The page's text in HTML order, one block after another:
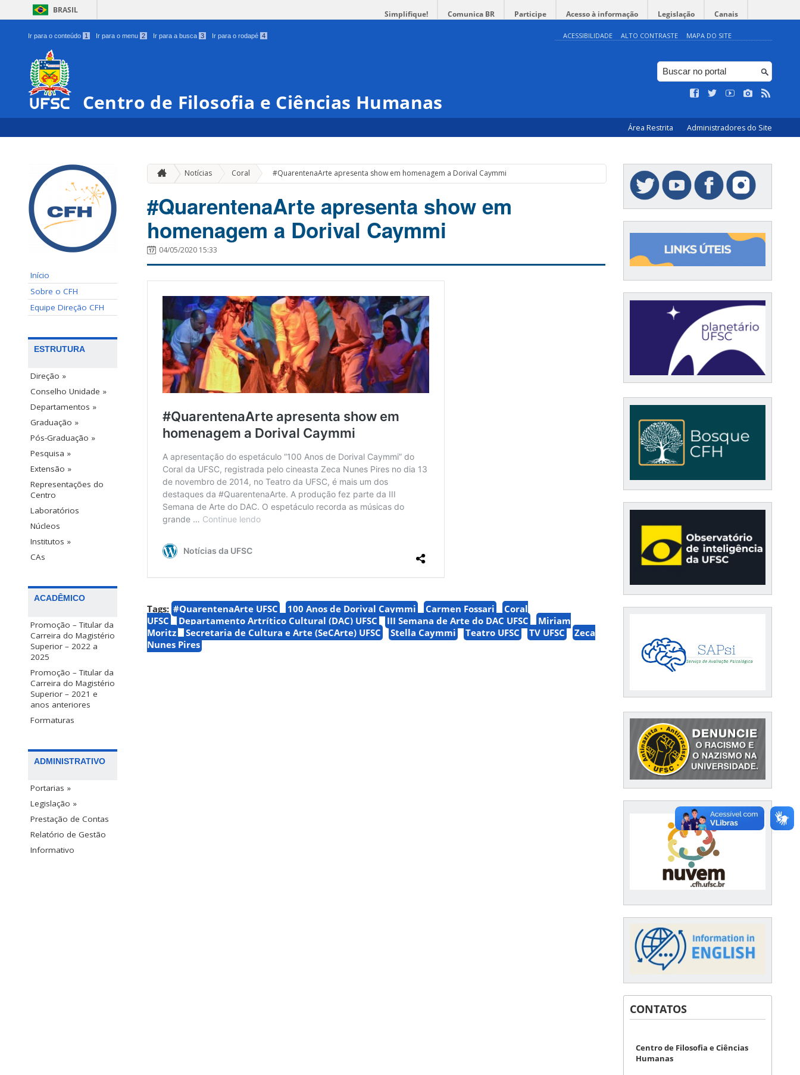
BRASIL Simplifique! Comunica BR Participe Acesso à informação Legislação Canais
Ir para o conteúdo 1 Ir para o menu 2 Ir para a busca 3 Ir para o rodapé 4 ACESSIBILIDADE ALTO CONTRASTE MAPA DO SITE
Centro de Filosofia e Ciências Humanas
Área Restrita Administradores do Site
Início
Sobre o CFH
Equipe Direção CFH
ESTRUTURA
Direção »
Conselho Unidade »
Departamentos »
Graduação »
Pós-Graduação »
Pesquisa »
Extensão »
Representações do
Centro
Laboratórios
Núcleos
Institutos »
CAs
ACADÊMICO
Promoção – Titular da
Carreira do Magistério
Superior – 2022 a
2025
Promoção – Titular da
Carreira do Magistério
Superior – 2021 e
anos anteriores
Formaturas
ADMINISTRATIVO
Portarias »
Legislação »
Prestação de Contas
Relatório de Gestão
Informativo
Notícias Coral » #QuarentenaArte apresenta show em homenagem a Dorival Caymmi
#QuarentenaArte apresenta show em
homenagem a Dorival Caymmi
04/05/2020 15:33
Tags: #QuarentenaArte UFSC 100 Anos de Dorival Caymmi Carmen Fossari
Coral
UFSC
Departamento Artrítico Cultural (DAC) UFSC III Semana de Arte do DAC UFSC
Miriam
Moritz
Secretaria de Cultura e Arte (SeCArte) UFSC Stella Caymmi Teatro UFSC TV UFSC
Zeca
Nunes Pires
CONTATOS
Centro de Filosofia e Ciências
Humanas